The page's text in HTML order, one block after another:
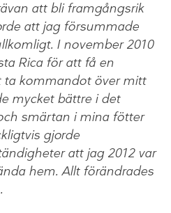
att bli framgångsrik
att jag försummade
I november 2010
Rica för att få en
kommandot över mitt
mycket bättre i det
smärtan i mina fötter
gjorde
att jag 2012 var
hem. Allt förändrades